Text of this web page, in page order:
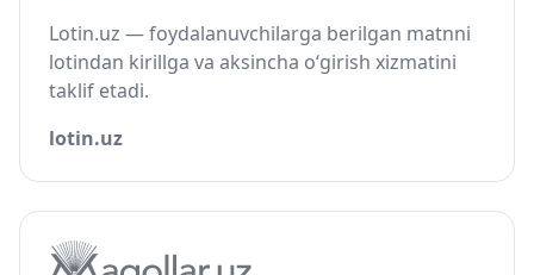
Lotin.uz — foydalanuvchilarga berilgan matnni
lotindan kirillga va aksincha o‘girish xizmatini
taklif etadi.
lotin.uz